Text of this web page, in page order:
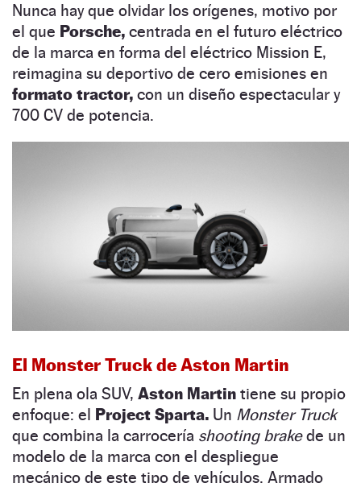
Nunca hay que olvidar los orígenes, motivo por
el que Porsche, centrada en el futuro eléctrico
de la marca en forma del eléctrico Mission E,
reimagina su deportivo de cero emisiones en
formato tractor, con un diseño espectacular y
700 CV de potencia.
El Monster Truck de Aston Martin
En plena ola SUV, Aston Martin tiene su propio
enfoque: el Project Sparta. Un Monster Truck
que combina la carrocería shooting brakede un
modelo de la marca con el despliegue
mecánico de este tipo de vehículos. Armado